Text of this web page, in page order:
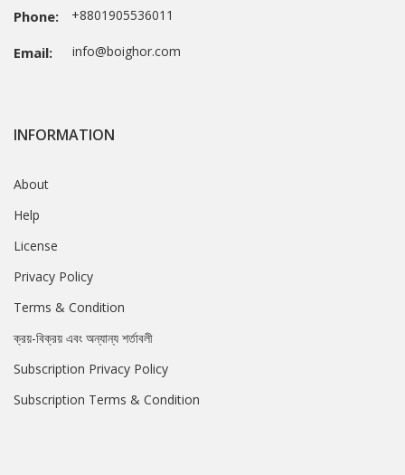
Phone: +8801905536011
Email: info@boighor.com
INFORMATION
About
Help
License
Privacy Policy
Terms & Condition
ক্রয়-বিক্রয় এবং অন্যান্য শর্তাবলী
Subscription Privacy Policy
Subscription Terms & Condition